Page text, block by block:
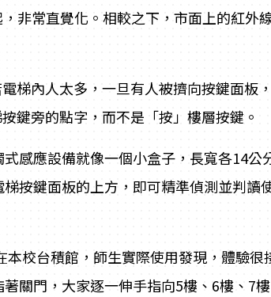
非常直覺化。相較之下，市面上的紅外
梯內人太多，一旦有人被擠向按鍵面板
鍵旁的點字，而不是「按」樓層按鍵。
感應設備就像一個小盒子，長寬各14公
按鍵面板的上方，即可精準偵測並判讀
校台積館，師生實際使用發現，體驗很
關門，大家逐一伸手指向5樓、6樓、7